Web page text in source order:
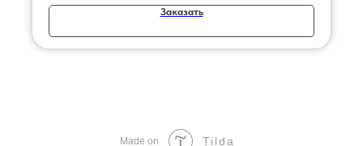
Заказать
Made on Tilda